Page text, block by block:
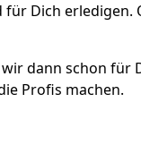
für Dich erledigen.
dann schon für
Profis machen.